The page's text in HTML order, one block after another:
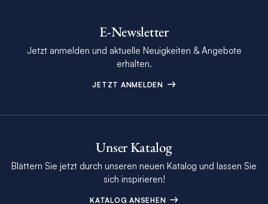
E-Newsletter
Jetzt anmelden und aktuelle Neuigkeiten & Angebote
erhalten.
JETZT ANMELDEN
Unser Katalog
Blättern Sie jetzt durch unseren neuen Katalog und lassen Sie
sich inspirieren!
KATALOG ANSEHEN